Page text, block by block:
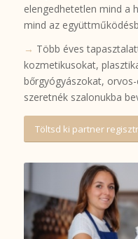
elengedhetetlen mind a
mind az
→ Több éves
kozmetikusokat,
bőrgyógyászokat,
szeretnék szalonukba
Töltsd ki partner